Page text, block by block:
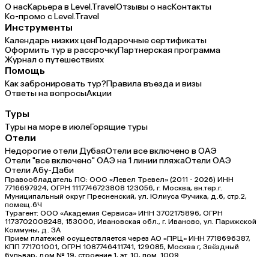
О насКарьера в Level.TravelОтзывы о насКонтакты
Ко-промо с Level.Travel
Инструменты
Календарь низких ценПодарочные сертификаты
Оформить тур в рассрочкуПартнерская программа
Журнал о путешествиях
Помощь
Как забронировать тур?Правила въезда и визы
Ответы на вопросыАкции
Туры
Туры на море в июлеГорящие туры
Отели
Недорогие отели ДубаяОтели все включено в ОАЭ
Отели "все включено" ОАЭ на 1 линии пляжаОтели ОАЭ
Отели Абу-Даби
Правообладатель ПО: ООО «Левел Тревел» (2011 - 2026) ИНН
7716697924, ОГРН 1117746723808 123056, г. Москва, вн.тер.г.
Муниципальный округ Пресненский, ул. Юлиуса Фучика, д.6, стр.2,
помещ.6Ч
Турагент: ООО «Академия Сервиса» ИНН 3702175896, ОГРН
1173702008248, 153000, Ивановская обл., г. Иваново, ул. Парижской
Коммуны, д. ЗА
Прием платежей осуществляется через АО «ПРЦ» ИНН 7718696387,
КПП 771701001, ОГРН 1087746411741, 129085, Москва г, Звёздный
бульвар, дом № 19, строение 1, эт. 10, пом. 1009